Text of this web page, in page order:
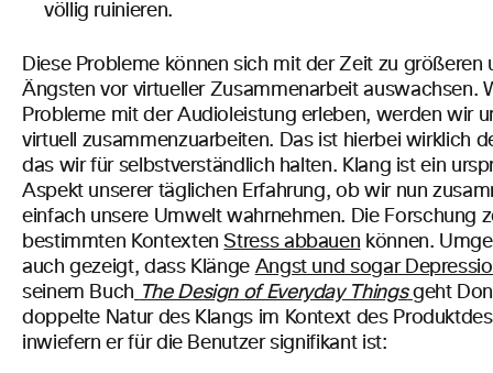
völlig ruinieren.
Diese Probleme können sich mit der Zeit zu größeren
Ängsten vor virtueller Zusammenarbeit auswachsen.
Probleme mit der Audioleistung erleben, werden wir
virtuell zusammenzuarbeiten. Das ist hierbei wirklich
das wir für selbstverständlich halten. Klang ist ein
Aspekt unserer täglichen Erfahrung, ob wir nun
einfach unsere Umwelt wahrnehmen. Die Forschung
bestimmten KontextenStress abbauen können.
auch gezeigt, dass Klänge Angst und sogar
seinem Buch The Design of Everyday Things geht
doppelte Natur des Klangs im Kontext des
inwiefern er für die Benutzer signifikant ist: